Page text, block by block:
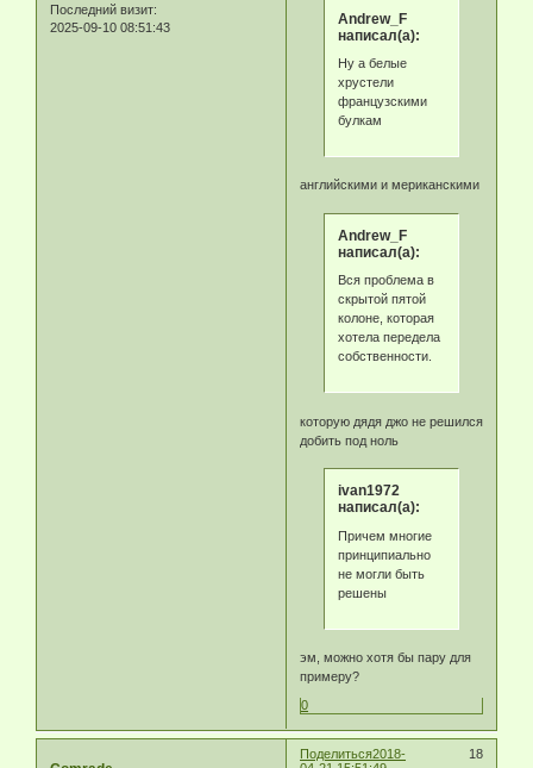
Последний визит:
2025-09-10 08:51:43
Andrew_F
написал(а):
Ну а белые
хрустели
французскими
булкам
английскими и мериканскими
Andrew_F
написал(а):
Вся проблема в
скрытой пятой
колоне, которая
хотела передела
собственности.
которую дядя джо не решился
добить под ноль
ivan1972
написал(а):
Причем многие
принципиально
не могли быть
решены
эм, можно хотя бы пару для
примеру?
0
Поделиться 18
2018-